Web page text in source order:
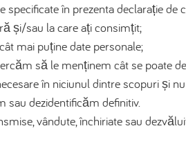
în prezenta declarație de
și/sau la care ați consimțit;
mai puține date personale;
să le menținem cât se poate
în niciunul dintre scopuri și
sau dezidentificăm definitiv.
vândute, închiriate sau